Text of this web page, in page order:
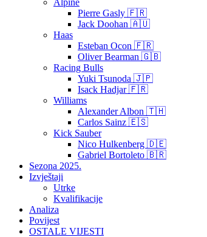
Alpine
Pierre Gasly 🇫🇷
Jack Doohan 🇦🇺
Haas
Esteban Ocon 🇫🇷
Oliver Bearman 🇬🇧
Racing Bulls
Yuki Tsunoda 🇯🇵
Isack Hadjar 🇫🇷
Williams
Alexander Albon 🇹🇭
Carlos Sainz 🇪🇸
Kick Sauber
Nico Hulkenberg 🇩🇪
Gabriel Bortoleto 🇧🇷
Sezona 2025.
Izvještaji
Utrke
Kvalifikacije
Analiza
Povijest
OSTALE VIJESTI